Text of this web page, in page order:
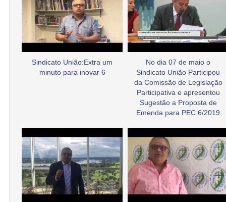
Sindicato União:Extra um
minuto para inovar 6
No dia 07 de maio o
Sindicato União Participou
da Comissão de Legislação
Participativa e apresentou
Sugestão a Proposta de
Emenda para PEC 6/2019